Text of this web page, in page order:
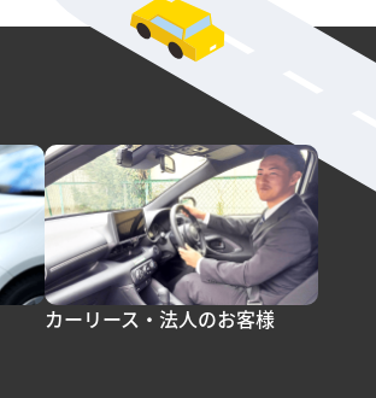
カーリース・法人のお客様